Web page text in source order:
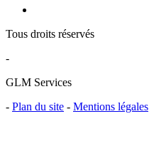
Tous droits réservés
-
GLM Services
- Plan du site - Mentions légales